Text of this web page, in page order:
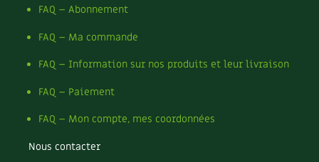
FAQ – Abonnement
FAQ – Ma commande
FAQ – Information sur nos produits et leur livraison
FAQ – Paiement
FAQ – Mon compte, mes coordonnées
Nous contacter